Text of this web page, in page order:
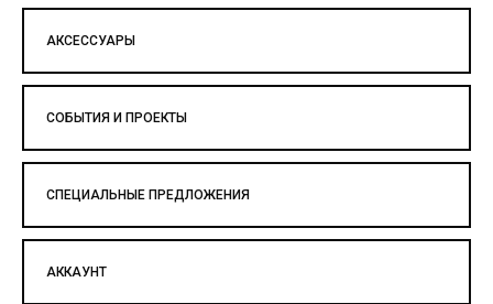
АКСЕССУАРЫ
СОБЫТИЯ И ПРОЕКТЫ
СПЕЦИАЛЬНЫЕ ПРЕДЛОЖЕНИЯ
АККАУНТ